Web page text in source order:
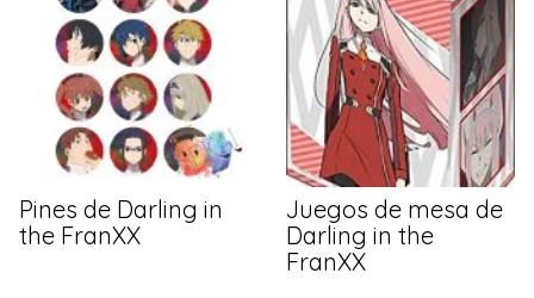
Pines de Darling in
the FranXX
Juegos de mesa de
Darling in the
FranXX